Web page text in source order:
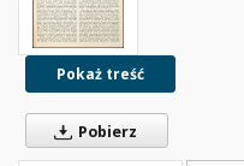
Pokaż treść
Pobierz